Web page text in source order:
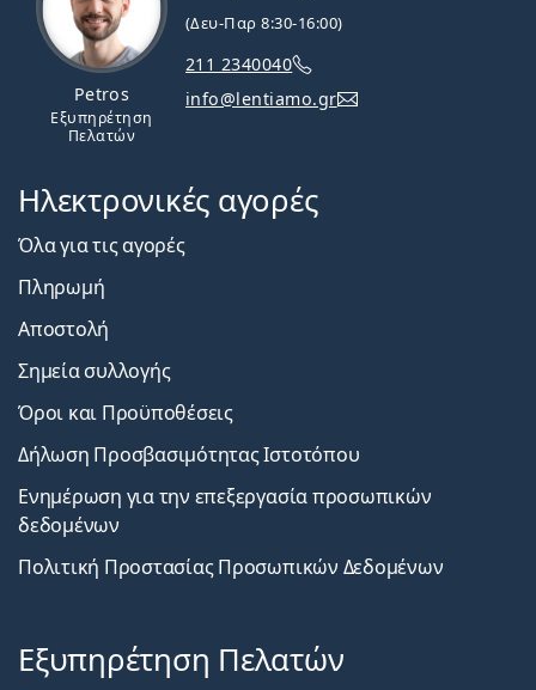
Petros
Εξυπηρέτηση
Πελατών
(Δευ-Παρ 8:30-16:00)
211 2340040
info@lentiamo.gr
Ηλεκτρονικές αγορές
Όλα για τις αγορές
Πληρωμή
Αποστολή
Σημεία συλλογής
Όροι και Προϋποθέσεις
Δήλωση Προσβασιμότητας Ιστοτόπου
Ενημέρωση για την επεξεργασία προσωπικών
δεδομένων
Πολιτική Προστασίας Προσωπικών Δεδομένων
Εξυπηρέτηση Πελατών